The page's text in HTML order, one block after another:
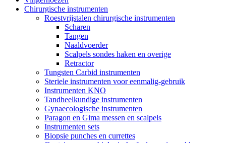
Chirurgische instrumenten
Roestvrijstalen chirurgische instrumenten
Scharen
Tangen
Naaldvoerder
Scalpels sondes haken en overige
Retractor
Tungsten Carbid instrumenten
Steriele instrumenten voor eenmalig-gebruik
Instrumenten KNO
Tandheelkundige instrumenten
Gynaecologische instrumenten
Paragon en Gima messen en scalpels
Instrumenten sets
Biopsie punches en currettes